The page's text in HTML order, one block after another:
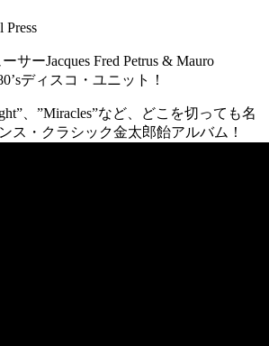
Press
サーJacques Fred Petrus & Mauro
ディスコ・ユニット！
、”Miracles”など、どこを切っても名
ス・クラシック金太郎飴アルバム！